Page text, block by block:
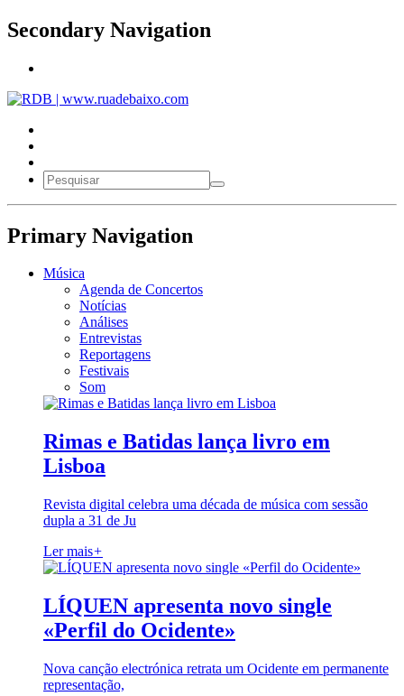
Secondary Navigation
Primary Navigation
Música
Agenda de Concertos
Notícias
Análises
Entrevistas
Reportagens
Festivais
Som
Rimas e Batidas lança livro em
Lisboa
Revista digital celebra uma década de música com sessão
dupla a 31 de Ju
Ler mais+
LÍQUEN apresenta novo single
«Perfil do Ocidente»
Nova canção electrónica retrata um Ocidente em permanente
representação,